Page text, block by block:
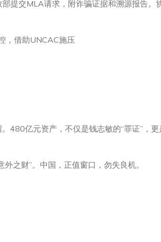
提交MLA请求，附诈骗证据和溯源报告。
，借助UNCAC施压
480亿元资产，不仅是钱志敏的“罪证”，
之财”。中国，正值窗口，勿失良机。